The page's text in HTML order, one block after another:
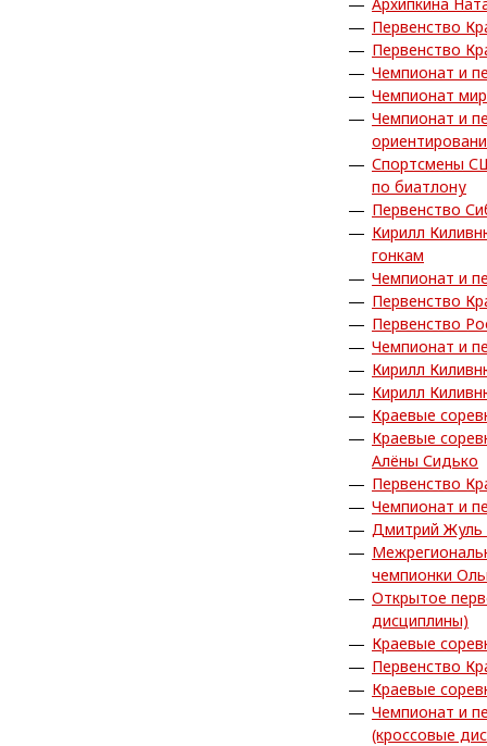
Первенство
Первенство
Чемпионат и
Чемпионат
Чемпионат и
Спортсмены
по биатлону
Первенство
Кирилл
гонкам
Чемпионат и
Первенство
Первенство
Чемпионат и
Кирилл
Кирилл
Краевые
Краевые
Алёны Сидько
Первенство
Чемпионат и
Дмитрий Жуль
чемпионки
Открытое
дисциплины)
Краевые
Первенство
Краевые
Чемпионат и
(кроссовые